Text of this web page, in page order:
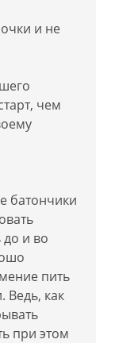
и не
чем
батончики
до и во
пить
Ведь, как
при этом